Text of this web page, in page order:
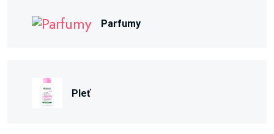
Parfumy
Pleť